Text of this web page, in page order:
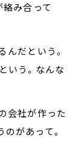
絡み合って
んだという。
いう。なんな
会社が作った
があって。